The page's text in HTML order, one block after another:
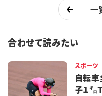
一
合わせて読みたい
スポーツ
自転
子１㌔